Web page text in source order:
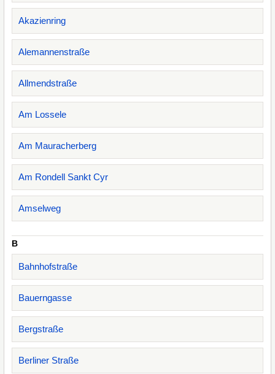
Akazienring
Alemannenstraße
Allmendstraße
Am Lossele
Am Mauracherberg
Am Rondell Sankt Cyr
Amselweg
B
Bahnhofstraße
Bauerngasse
Bergstraße
Berliner Straße